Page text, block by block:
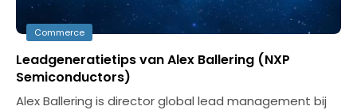
Commerce
Leadgeneratietips van Alex Ballering (NXP
Semiconductors)
Alex Ballering is director global lead management bij